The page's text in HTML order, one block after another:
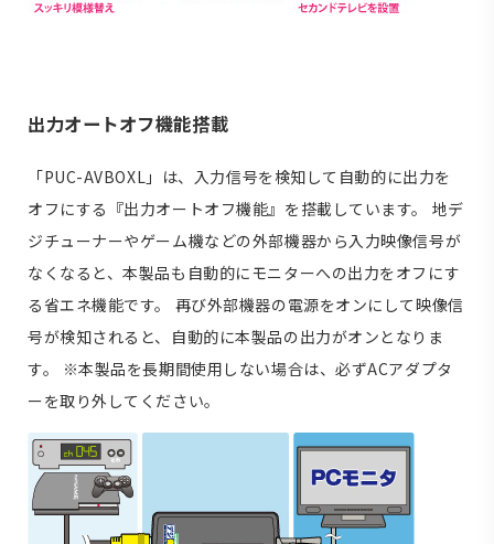
出力オートオフ機能搭載
「PUC-AVBOXL」は、入力信号を検知して自動的に出力を
オフにする『出力オートオフ機能』を搭載しています。 地デ
ジチューナーやゲーム機などの外部機器から入力映像信号が
なくなると、本製品も自動的にモニターへの出力をオフにす
る省エネ機能です。 再び外部機器の電源をオンにして映像信
号が検知されると、自動的に本製品の出力がオンとなりま
す。 ※本製品を長期間使用しない場合は、必ずACアダプタ
ーを取り外してください。